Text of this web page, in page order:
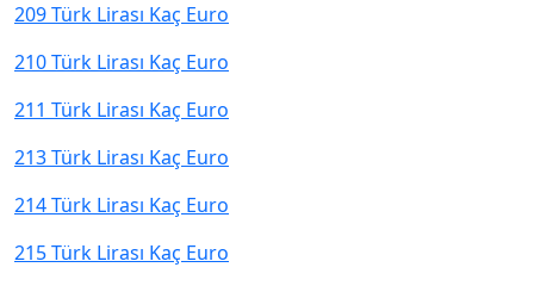
209 Türk Lirası Kaç Euro
210 Türk Lirası Kaç Euro
211 Türk Lirası Kaç Euro
213 Türk Lirası Kaç Euro
214 Türk Lirası Kaç Euro
215 Türk Lirası Kaç Euro